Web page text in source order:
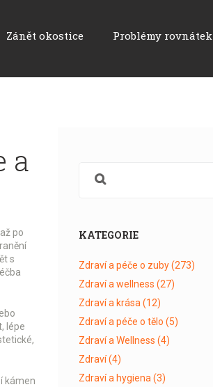
Zánět okostice Problémy rovnátek
a
po
s
lépe
kámen
KATEGORIE
Zdraví a péče o zuby(273)
Zdraví a wellness (27)
Zdraví a krása (12)
Zdraví a péče o tělo (5)
Zdraví a Wellness (4)
Zdraví(4)
Zdraví a hygiena (3)